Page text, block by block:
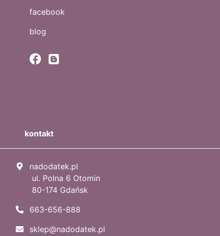
facebook
blog
kontakt
nadodatek.pl
ul. Polna 6 Otomin
80-174 Gdańsk
663-656-888
sklep@nadodatek.pl